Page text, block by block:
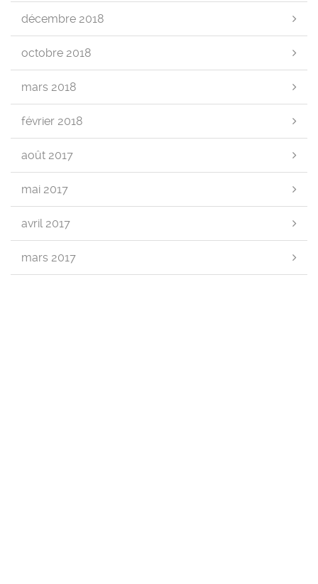
décembre 2018
octobre 2018
mars 2018
février 2018
août 2017
mai 2017
avril 2017
mars 2017